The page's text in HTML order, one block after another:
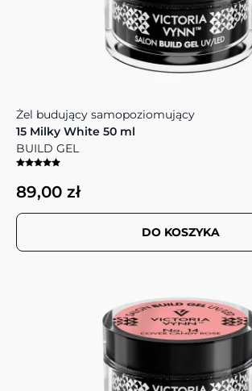
Żel budujący samopoziomujący
15 Milky White 50 ml
BUILD GEL
89,00 zł
DO KOSZYKA